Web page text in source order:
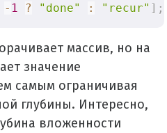
- 1 ? "done" : "recur" ] ;
массив, но на
значение
самым ограничивая
глубины. Интересно,
вложенности